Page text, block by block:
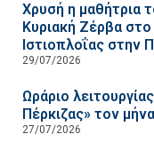
Χρυσή η μαθήτρια
Κυριακή Ζέρβα
Ιστιοπλοΐας στην
29/07/2026
Ωράριο
Πέρκιζας» τον
27/07/2026